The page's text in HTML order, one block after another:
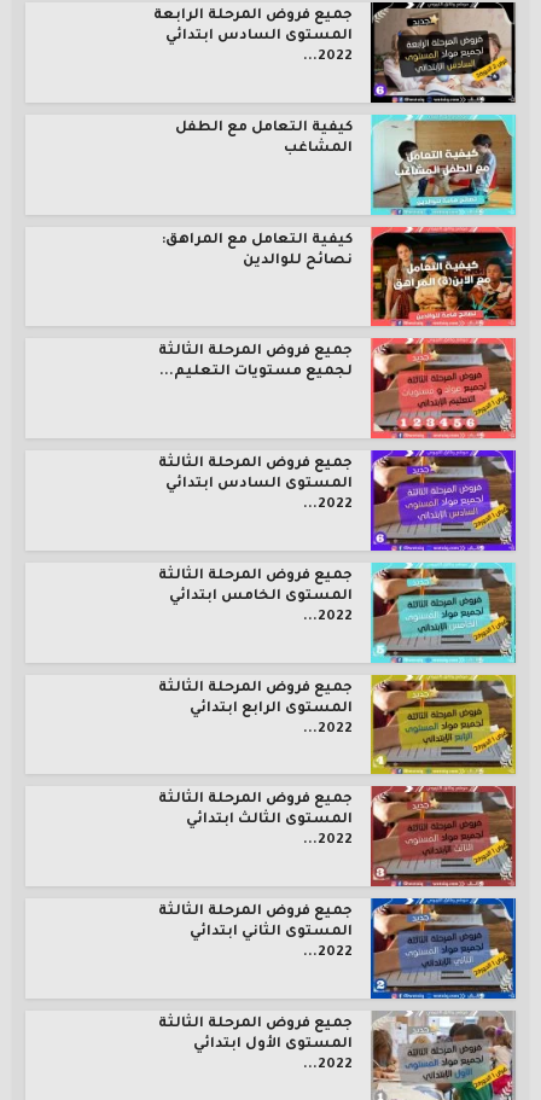
جميع فروض المرحلة الرابعة
المستوى السادس ابتدائي
2022...
كيفية التعامل مع الطفل
المشاغب
كيفية التعامل مع المراهق:
نصائح للوالدين
جميع فروض المرحلة الثالثة
لجميع مستويات التعليم...
جميع فروض المرحلة الثالثة
المستوى السادس ابتدائي
2022...
جميع فروض المرحلة الثالثة
المستوى الخامس ابتدائي
2022...
جميع فروض المرحلة الثالثة
المستوى الرابع ابتدائي
2022...
جميع فروض المرحلة الثالثة
المستوى الثالث ابتدائي
2022...
جميع فروض المرحلة الثالثة
المستوى الثاني ابتدائي
2022...
جميع فروض المرحلة الثالثة
المستوى الأول ابتدائي
2022...